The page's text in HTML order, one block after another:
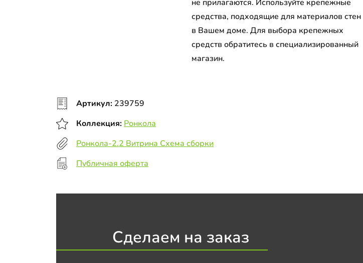
не прилагаются. Используйте крепежные
средства, подходящие для материалов стен
в Вашем доме. Для выбора крепежных
средств обратитесь в специализированный
магазин.
Артикул: 239759
Коллекция: Ронкола
Ронкола-2.2 Витрина Схема сборки
Публичная оферта
Сделаем на заказ